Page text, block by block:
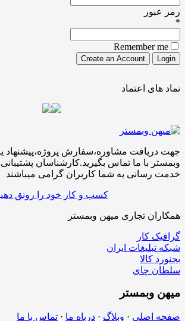
رمز عبور
*
Remember me
نماد های اعتماد
جهت دریافت مشاوره،سفارش پروژه،پیشنهاد یا
خدمت رسانی به شما کاربران گرامی میباشند
کسب و کار خود را رونق
همکاران تجاری میهن وبمستر
گرافیک کار
شبکه تبلیغات ایران
بجنورد کالا
سلطان چای
میهن وبمستر
صفحه اصلی · وبلاگ · درباه ما · تماس با ما